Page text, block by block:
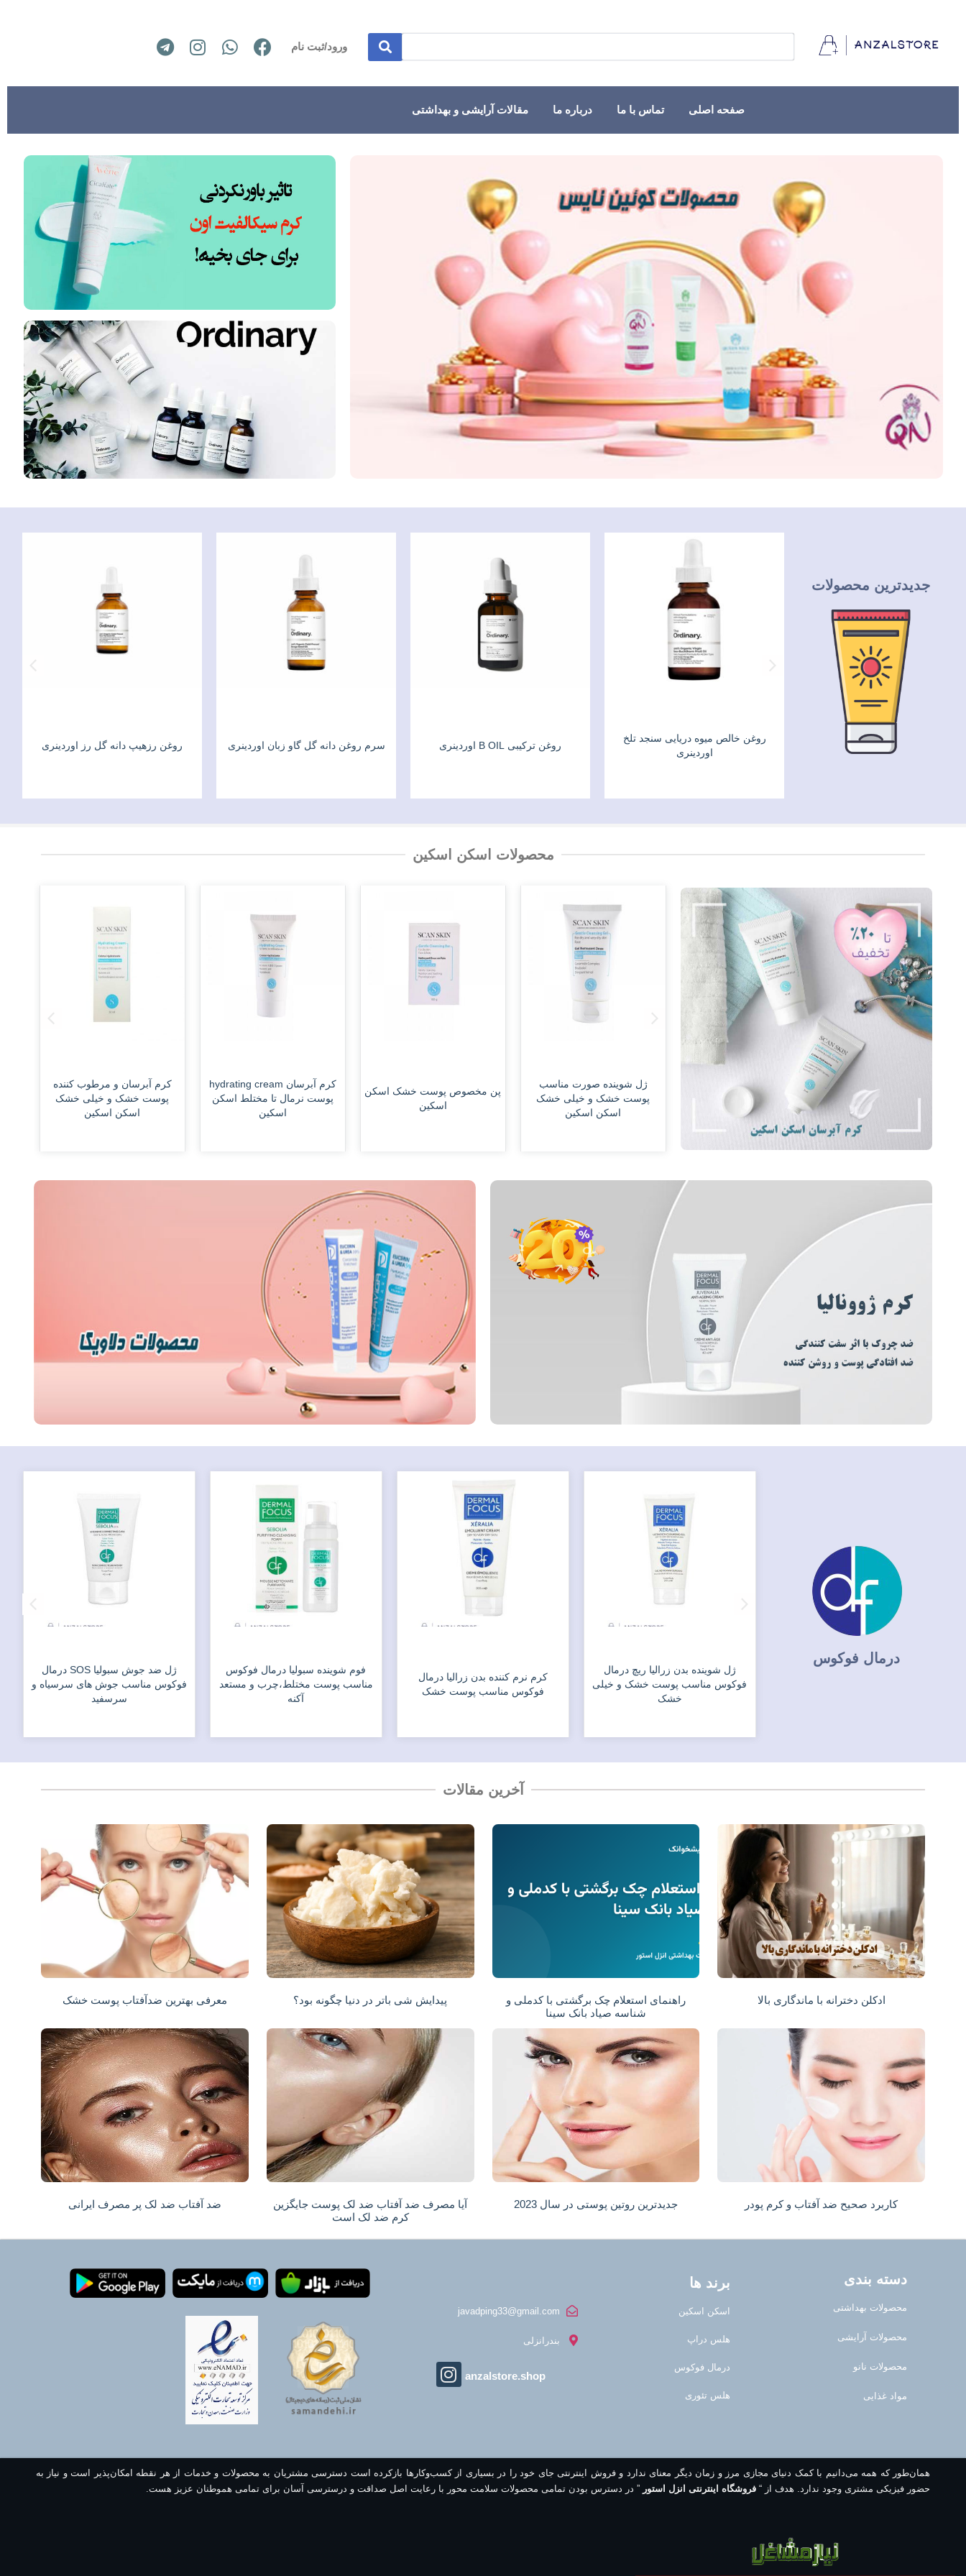
ورود/ثبت نام
صفحه اصلی تماس با ما درباره ما مقالات آرایشی و بهداشتی
جدیدترین محصولات
سرم روغن دانه چیا 100 % خالص
اوردینری
روغن خالص میوه دریایی سنجد تلخ
اوردینری
روغن ترکیبی B OIL اوردینری سرم روغن دانه گل گاو زبان اوردینری روغن رزهیپ دانه گل رز اوردینری
محصولات اسکن اسکین
پاک کننده آرایش مناسب
مختلط تا چرب اسکن
ژل شوینده صورت مناسب
پوست خشک و خیلی خشک
اسکن اسکین
پن مخصوص پوست خشک اسکن
اسکین
کرم آبرسان hydrating cream
پوست نرمال تا مختلط اسکن
اسکین
کرم آبرسان و مرطوب کننده
پوست خشک و خیلی خشک
اسکن اسکین
کرم دست روشن کننده و آبرسان
عمقی و ضد چروک اسکن
اسکین
درمال فوکوس
کرم مرطوب کننده بدن زرالیا اینتنس
ژل شوینده بدن زرالیا ریچ درمال
فوکوس مناسب پوست خشک و خیلی
خشک
کرم نرم کننده بدن زرالیا درمال
فوکوس مناسب پوست خشک
فوم شوینده سبولیا درمال فوکوس
مناسب پوست مختلط،چرب و مستعد
آکنه
ژل ضد جوش سبولیا SOS درمال
فوکوس مناسب جوش های سرسیاه و
سرسفید
آخرین مقالات
ادکلن دخترانه با ماندگاری بالا
راهنمای استعلام چک برگشتی با کدملی و
شناسه صیاد بانک سینا
پیدایش شی باتر در دنیا چگونه بود؟ معرفی بهترین ضدآفتاب پوست خشک
کاربرد صحیح ضد آفتاب و کرم پودر جدیدترین روتین پوستی در سال 2023
آیا مصرف ضد آفتاب ضد لک پوست جایگزین
کرم ضد لک است
ضد آفتاب ضد لک پر مصرف ایرانی
دسته بندی
محصولات بهداشتی
محصولات آرایشی
محصولات نانو
مواد غذایی
برند ها
اسکن اسکین
هلس دراپ
درمال فوکوس
هلس تئوری
javadping33@gmail.com
بندرانزلی
anzalstore.shop
همان‌طور که همه می‌دانیم با کمک دنیای مجازی مرز و زمان دیگر معنای ندارد و فروش اینترنتی جای خود را در بسیاری از کسب‌وکارها بازکرده است دسترسی مشتریان به محصولات و خدمات از هر نقطه امکان‌پذیر است و نیاز به
حضور فیزیکی مشتری وجود ندارد. هدف از “ فروشگاه اینترنتی انزل استور ” در دسترس بودن تمامی محصولات سلامت محور با رعایت اصل صداقت و درسترسی آسان برای تمامی هموطنان عزیز هست.